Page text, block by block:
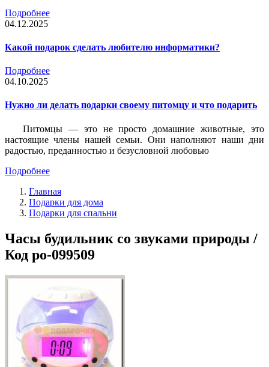
Подробнее
04.12.2025
Какой подарок сделать любителю информатики?
Подробнее
04.10.2025
Нужно ли делать подарки своему питомцу и что подарить
Питомцы — это не просто домашние животные, это
настоящие члены нашей семьи. Они наполняют наши дни
радостью, преданностью и безусловной любовью
Подробнее
Главная
Подарки для дома
Подарки для спальни
Часы будильник со звуками природы /
Код po-099509